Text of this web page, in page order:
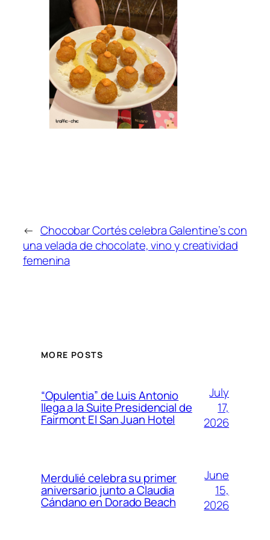
← Chocobar Cortés celebra Galentine’s con
una velada de chocolate, vino y creatividad
femenina
MORE POSTS
“Opulentia” de Luis Antonio
llega a la Suite Presidencial de
Fairmont El San Juan Hotel
July
17,
2026
Merdulié celebra su primer
aniversario junto a Claudia
Cándano en Dorado Beach
June
15,
2026